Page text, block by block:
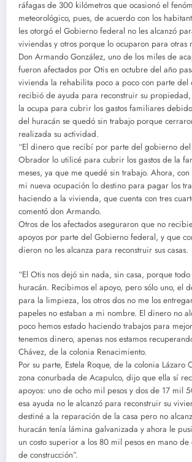
ráfagas de 300 kilómetros que ocasionó el
meteorológico, pues, de acuerdo con los
les otorgó el Gobierno federal no les alcanzó
viviendas y otros porque lo ocuparon para otras
Don Armando González, uno de los miles de
fueron afectados por Otis en octubre del año
vivienda la rehabilita poco a poco con parte del
recibió de ayuda para reconstruir su
la ocupa para cubrir los gastos familiares
del huracán se quedó sin trabajo porque
realizada su actividad.
“El dinero que recibí por parte del gobierno
Obrador lo utilicé para cubrir los gastos de la
meses, ya que me quedé sin trabajo. Ahora,
mi nueva ocupación lo destino para pagar los
haciendo a la vivienda, que cuenta con tres
comentó don Armando.
Otros de los afectados aseguraron que no
apoyos por parte del Gobierno federal, y que
dieron no les alcanza para reconstruir sus casas.
“El Otis nos dejó sin nada, sin casa, porque
huracán. Recibimos el apoyo, pero sólo uno, el
para la limpieza, los otros dos no me los
papeles no estaban a mi nombre. El dinero no
poco hemos estado haciendo trabajos para
tenemos dinero, apenas nos estamos
Chávez, de la colonia Renacimiento.
Por su parte, Estela Roque, de la colonia Lázaro
zona conurbada de Acapulco, dijo que ella sí
apoyos: uno de ocho mil pesos y dos de 17 mil
esa ayuda no le alcanzó para reconstruir su
destiné a la reparación de la casa pero no
huracán tenía lámina galvanizada y ahora le
un costo superior a los 80 mil pesos en mano
de construcción”.